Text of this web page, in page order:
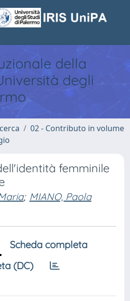
della
degli
02 - Contributo in volume
femminile
; MIANO, Paola
Scheda completa
(DC)